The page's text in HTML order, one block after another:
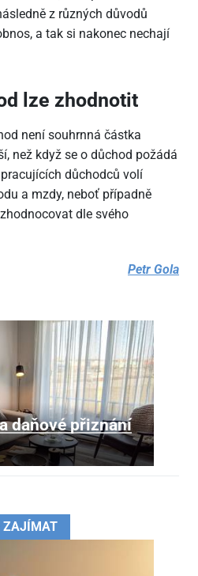
daňové přiznání
z různých důvodů
a tak si nakonec nechají
lze zhodnotit
není souhrnná částka
než když se o důchod požádá
důchodců volí
a mzdy, neboť případně
dle svého
Petr Gola
ZAJÍMAT